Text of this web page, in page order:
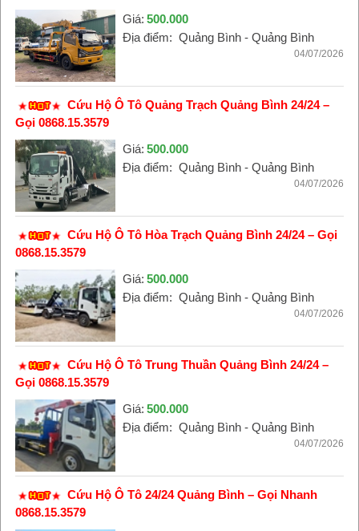
Giá: 500.000
Địa điểm: Quảng Bình - Quảng Bình
04/07/2026
Cứu Hộ Ô Tô Quảng Trạch Quảng Bình 24/24 –
Gọi 0868.15.3579
Giá: 500.000
Địa điểm: Quảng Bình - Quảng Bình
04/07/2026
Cứu Hộ Ô Tô Hòa Trạch Quảng Bình 24/24 – Gọi
0868.15.3579
Giá: 500.000
Địa điểm: Quảng Bình - Quảng Bình
04/07/2026
Cứu Hộ Ô Tô Trung Thuần Quảng Bình 24/24 –
Gọi 0868.15.3579
Giá: 500.000
Địa điểm: Quảng Bình - Quảng Bình
04/07/2026
Cứu Hộ Ô Tô 24/24 Quảng Bình – Gọi Nhanh
0868.15.3579